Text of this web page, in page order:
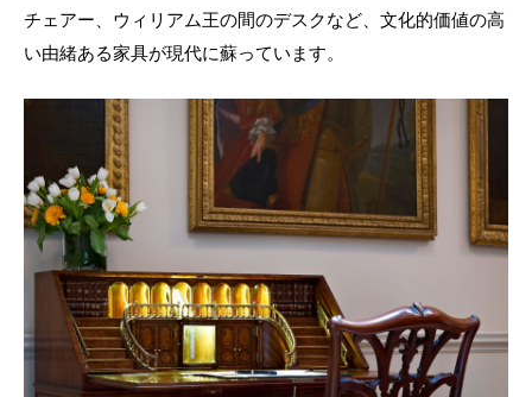
チェアー、ウィリアム王の間のデスクなど、文化的価値の高
い由緒ある家具が現代に蘇っています。